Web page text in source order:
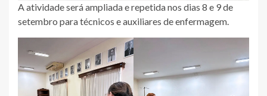
A atividade será ampliada e repetida nos dias 8 e 9 de
setembro para técnicos e auxiliares de enfermagem.